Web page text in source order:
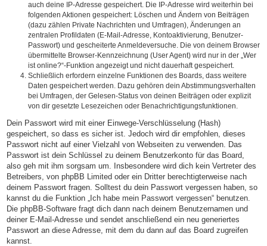
auch deine IP-Adresse gespeichert. Die IP-Adresse wird weiterhin bei
folgenden Aktionen gespeichert: Löschen und Ändern von Beiträgen
(dazu zählen Private Nachrichten und Umfragen), Änderungen an
zentralen Profildaten (E-Mail-Adresse, Kontoaktivierung, Benutzer-
Passwort) und gescheiterte Anmeldeversuche. Die von deinem Browser
übermittelte Browser-Kennzeichnung (User Agent) wird nur in der „Wer
ist online?“-Funktion angezeigt und nicht dauerhaft gespeichert.
Schließlich erfordern einzelne Funktionen des Boards, dass weitere
Daten gespeichert werden. Dazu gehören dein Abstimmungsverhalten
bei Umfragen, der Gelesen-Status von deinen Beiträgen oder explizit
von dir gesetzte Lesezeichen oder Benachrichtigungsfunktionen.
Dein Passwort wird mit einer Einwege-Verschlüsselung (Hash)
gespeichert, so dass es sicher ist. Jedoch wird dir empfohlen, dieses
Passwort nicht auf einer Vielzahl von Webseiten zu verwenden. Das
Passwort ist dein Schlüssel zu deinem Benutzerkonto für das Board,
also geh mit ihm sorgsam um. Insbesondere wird dich kein Vertreter des
Betreibers, von phpBB Limited oder ein Dritter berechtigterweise nach
deinem Passwort fragen. Solltest du dein Passwort vergessen haben, so
kannst du die Funktion „Ich habe mein Passwort vergessen“ benutzen.
Die phpBB-Software fragt dich dann nach deinem Benutzernamen und
deiner E-Mail-Adresse und sendet anschließend ein neu generiertes
Passwort an diese Adresse, mit dem du dann auf das Board zugreifen
kannst.